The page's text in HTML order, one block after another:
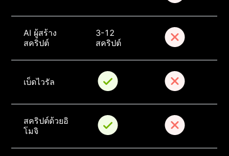
AI ผู้สร้าง
สคริปต์
3-12
สคริปต์
เบ็ดไวรัล
สคริปต์ด้วยอิ
โมจิ